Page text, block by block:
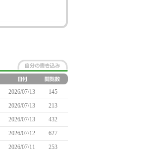
2026/07/13
145
2026/07/13
213
2026/07/13
432
2026/07/12
627
2026/07/11
253